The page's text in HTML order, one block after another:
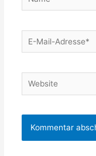
E-
Mail-
Website